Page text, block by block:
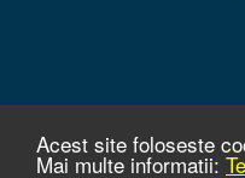
Acest site foloseste
Mai multe informatii: